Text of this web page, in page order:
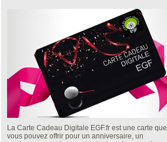
La Carte Cadeau Digitale EGF.fr est une carte que
vous pouvez offrir pour un anniversaire, un